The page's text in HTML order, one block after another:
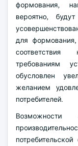
формования,
вероятно,
для формования,
требованиям
обусловлен
желанием
потребителей.
Возможности